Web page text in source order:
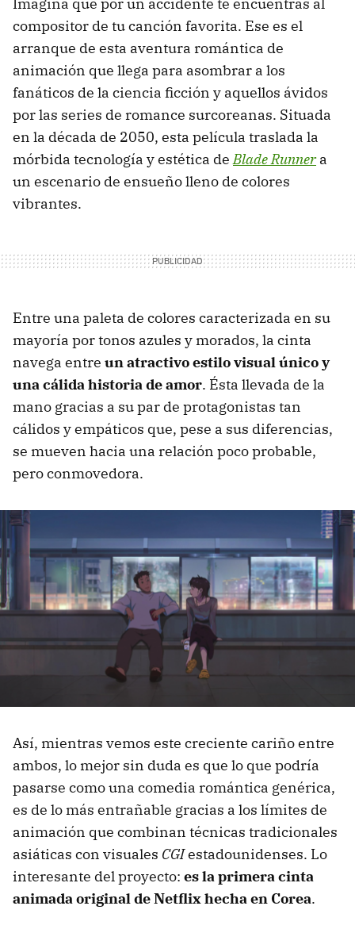
Imagina que por un accidente te encuentras al
compositor de tu canción favorita. Ese es el
arranque de esta aventura romántica de
animación que llega para asombrar a los
fanáticos de la ciencia ficción y aquellos ávidos
por las series de romance surcoreanas. Situada
en la década de 2050, esta película traslada la
mórbida tecnología y estética deBlade Runner a
un escenario de ensueño lleno de colores
vibrantes.
Entre una paleta de colores caracterizada en su
mayoría por tonos azules y morados, la cinta
navega entre un atractivo estilo visual único y
una cálida historia de amor. Ésta llevada de la
mano gracias a su par de protagonistas tan
cálidos y empáticos que, pese a sus diferencias,
se mueven hacia una relación poco probable,
pero conmovedora.
Así, mientras vemos este creciente cariño entre
ambos, lo mejor sin duda es que lo que podría
pasarse como una comedia romántica genérica,
es de lo más entrañable gracias a los límites de
animación que combinan técnicas tradicionales
asiáticas con visuales CGIestadounidenses. Lo
interesante del proyecto: es la primera cinta
animada original de Netflix hecha en Corea.